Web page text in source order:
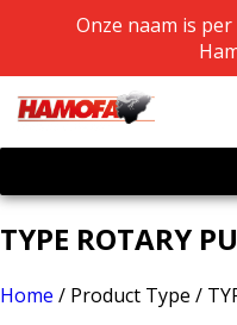
Onze naam is
Onze naam is
TYPE ROTARY
Home / Product Type /